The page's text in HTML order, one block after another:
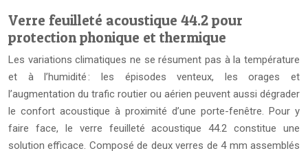
Verre feuilleté acoustique 44.2 pour
protection phonique et thermique
Les variations climatiques ne se résument pas à la température
et à l’humidité : les épisodes venteux, les orages et
l’augmentation du trafic routier ou aérien peuvent aussi dégrader
le confort acoustique à proximité d’une porte-fenêtre. Pour y
faire face, le verre feuilleté acoustique 44.2 constitue une
solution efficace. Composé de deux verres de 4 mm assemblés